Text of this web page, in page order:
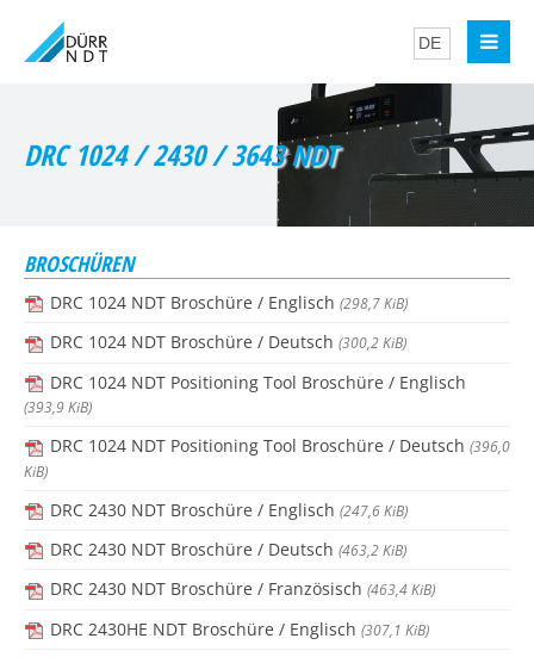
DRC 1024 / 2430 / 3643 NDT
BROSCHÜREN
DRC 1024 NDT Broschüre / Englisch (298,7 KiB)
DRC 1024 NDT Broschüre / Deutsch (300,2 KiB)
DRC 1024 NDT Positioning Tool Broschüre / Englisch
(393,9 KiB)
DRC 1024 NDT Positioning Tool Broschüre / Deutsch (396,0
KiB)
DRC 2430 NDT Broschüre / Englisch (247,6 KiB)
DRC 2430 NDT Broschüre / Deutsch (463,2 KiB)
DRC 2430 NDT Broschüre / Französisch (463,4 KiB)
DRC 2430HE NDT Broschüre / Englisch (307,1 KiB)